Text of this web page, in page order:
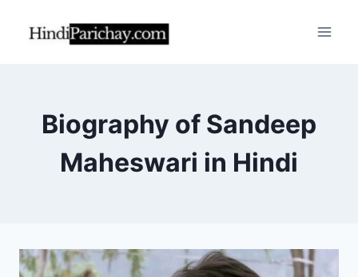
Biography of Sandeep
Maheswari in Hindi